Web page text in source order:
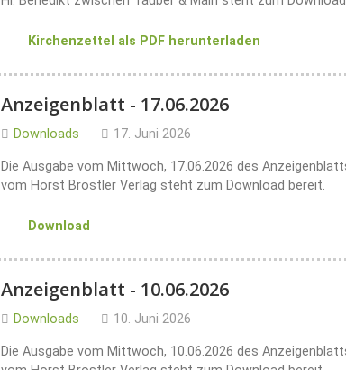
Kirchenzettel als PDF herunterladen
Anzeigenblatt - 17.06.2026
Downloads 17. Juni 2026
Die Ausgabe vom Mittwoch, 17.06.2026 des
vom Horst Bröstler Verlag steht zum Download bereit.
Download
Anzeigenblatt - 10.06.2026
Downloads 10. Juni 2026
Die Ausgabe vom Mittwoch, 10.06.2026 des